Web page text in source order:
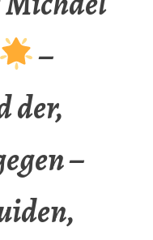
–
der,
–